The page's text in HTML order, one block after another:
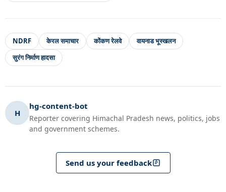
NDRF केरल समाचार कोंकण रेलवे
वायनाड भूस्खलन
सुरंग निर्माण हादसा
H
hg-content-bot
Reporter covering Himachal Pradesh news, politics, jobs
and government schemes.
Send us your feedback